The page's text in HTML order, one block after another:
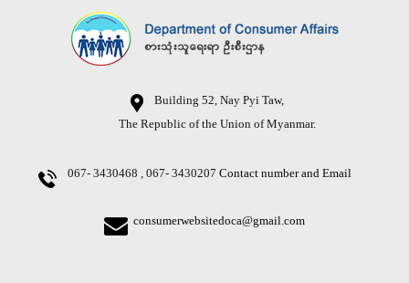
Building 52, Nay Pyi Taw,
The Republic of the Union of Myanmar.
067- 3430468 , 067- 3430207 Contact number and Email
consumerwebsitedoca@gmail.com